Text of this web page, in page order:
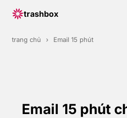
trashbox
trang chủ › Email 15 phút
Email 15 phút